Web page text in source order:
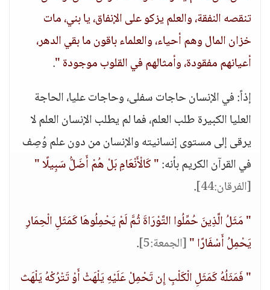
تنقصه النفقة، والعلم يزكو على الإنفاق، يا بني، مات
خزان المال وهم أحياء، والعلماء باقون ما بقي الدهر،
أعيانهم مفقودة، وأمثالهم في القلوب موجودة ".
إذاً: في الإنسان حاجات سفلى، وحاجات عليا، الحاجة
العليا الكبيرة طلب العلم، فما لم يطلب الإنسان العلم لا
يرقى إلى مستوى إنسانيته والإنسان من دون علم وُصِف
في القرآن الكريم بأنه:" كَالْأَنْعَامِ بَلْ هُمْ أَضَلُّ سَبِيلًا "
[الفرقان:44]
.
" مَثَلُ الَّذِينَ حُمِّلُوا التَّوْرَاةَ ثُمَّ لَمْ يَحْمِلُوهَا كَمَثَلِ الْحِمَارِ
يَحْمِلُ أَسْفَارًا "[الجمعة:5] .
" فَمَثَلُهُ كَمَثَلِ الْكَلْبِ إِن تَحْمِلْ عَلَيْهِ يَلْهَثْ أَوْ تَتْرُكْهُ يَلْهَث